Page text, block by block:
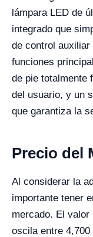
lámpara LED de
integrado que
de control
funciones
de pie totalmente
del usuario, y un
que garantiza la
Precio del
Al considerar la
importante tener
mercado. El valor
oscila entre 4,700